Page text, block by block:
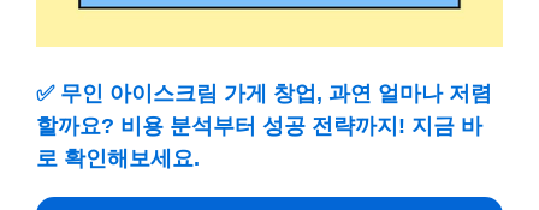
✅ 무인 아이스크림 가게 창업, 과연 얼마나 저렴
할까요? 비용 분석부터 성공 전략까지! 지금 바
로 확인해보세요.